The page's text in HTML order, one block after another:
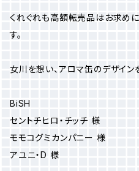
くれぐれも高額転売品はお求め
す。
女川を想い、アロマ缶のデザイン
BiSH
セントチヒロ・チッチ 様
モモコグミカンパニー 様
アユニ・D 様